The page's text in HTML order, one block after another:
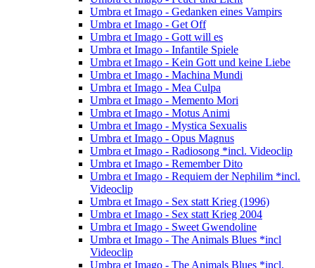
Umbra et Imago - Gedanken eines Vampirs
Umbra et Imago - Get Off
Umbra et Imago - Gott will es
Umbra et Imago - Infantile Spiele
Umbra et Imago - Kein Gott und keine Liebe
Umbra et Imago - Machina Mundi
Umbra et Imago - Mea Culpa
Umbra et Imago - Memento Mori
Umbra et Imago - Motus Animi
Umbra et Imago - Mystica Sexualis
Umbra et Imago - Opus Magnus
Umbra et Imago - Radiosong *incl. Videoclip
Umbra et Imago - Remember Dito
Umbra et Imago - Requiem der Nephilim *incl.
Videoclip
Umbra et Imago - Sex statt Krieg (1996)
Umbra et Imago - Sex statt Krieg 2004
Umbra et Imago - Sweet Gwendoline
Umbra et Imago - The Animals Blues *incl
Videoclip
Umbra et Imago - The Animals Blues *incl.